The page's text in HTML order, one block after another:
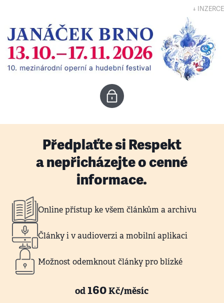
↓ INZERCE
Předplaťte si Respekt
a nepřicházejte o cenné
informace.
Online přístup ke všem článkům a archivu
Články i v audioverzi a mobilní aplikaci
Možnost odemknout články pro blízké
od160Kč/měsíc